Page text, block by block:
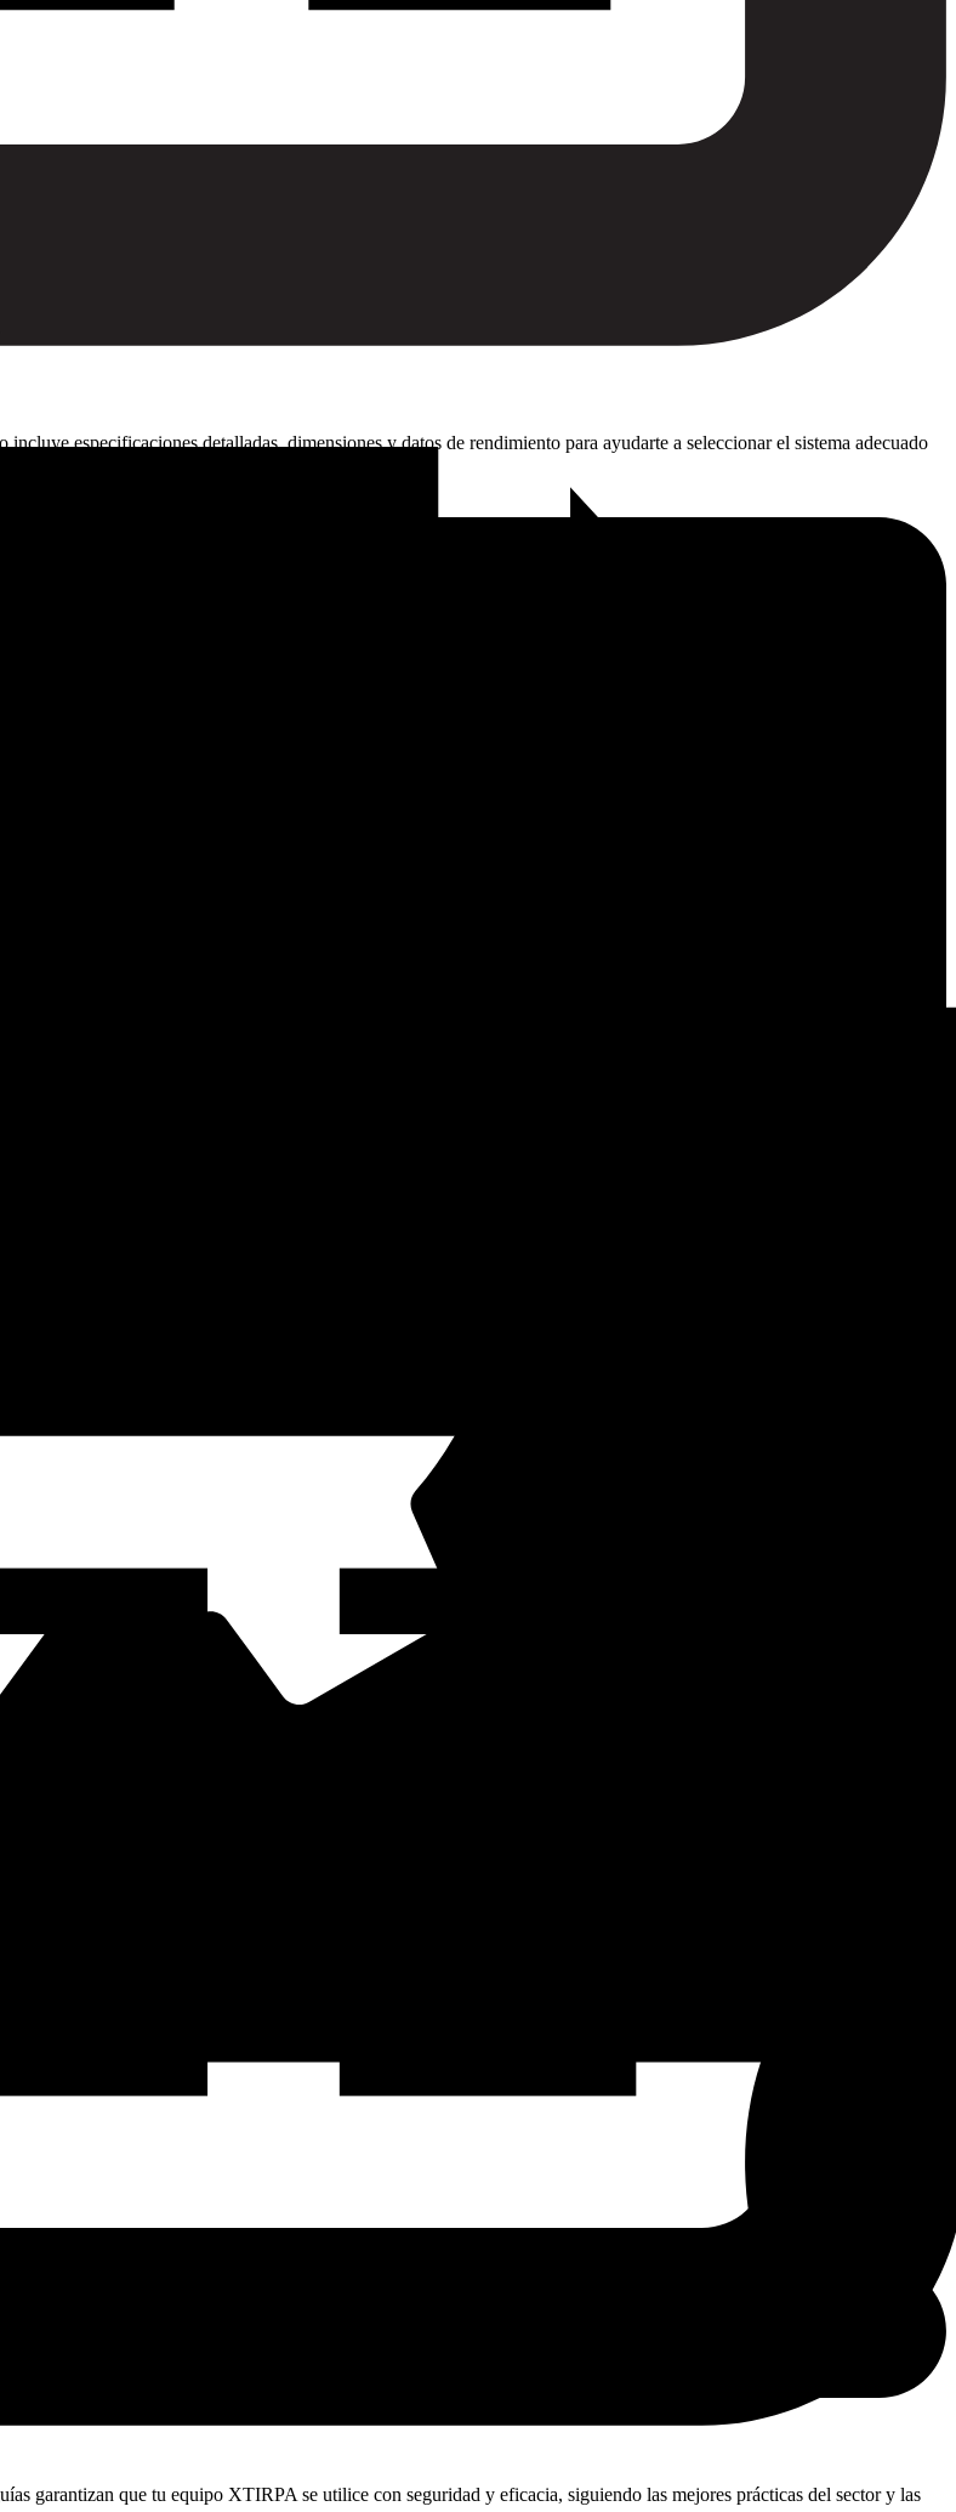
especificaciones detalladas, dimensiones y datos de rendimiento para ayudarte a seleccionar el sistema adecuado
garantizan que tu equipo XTIRPA se utilice con seguridad y eficacia, siguiendo las mejores prácticas del sector y las